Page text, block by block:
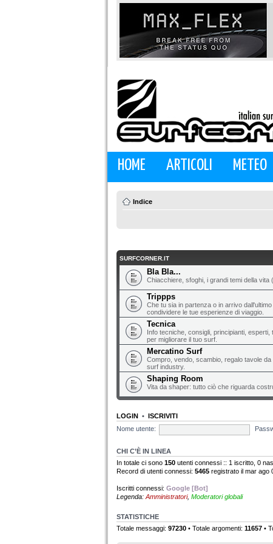
HOME ARTICOLI METEO
Indice
SURFCORNER.IT
Bla Bla...
Chiacchiere, sfoghi, i grandi temi della
Trippps
Che tu sia in partenza o in arrivo
condividere le tue esperienze di viaggio.
Tecnica
Info tecniche, consigli, principianti,
per migliorare il tuo surf.
Mercatino Surf
Compro, vendo, scambio, regalo tavole
surf industry.
Shaping Room
Vita da shaper: tutto ciò che riguarda
LOGIN • ISCRIVITI
Nome utente:
CHI C’È IN LINEA
In totale ci sono 150 utenti connessi :: 1 iscritto, 0
Record di utenti connessi: 5465 registrato il mar ago
Iscritti connessi: Google [Bot]
Legenda: Amministratori, Moderatori globali
STATISTICHE
Totale messaggi: 97230 • Totale argomenti: 11657 •